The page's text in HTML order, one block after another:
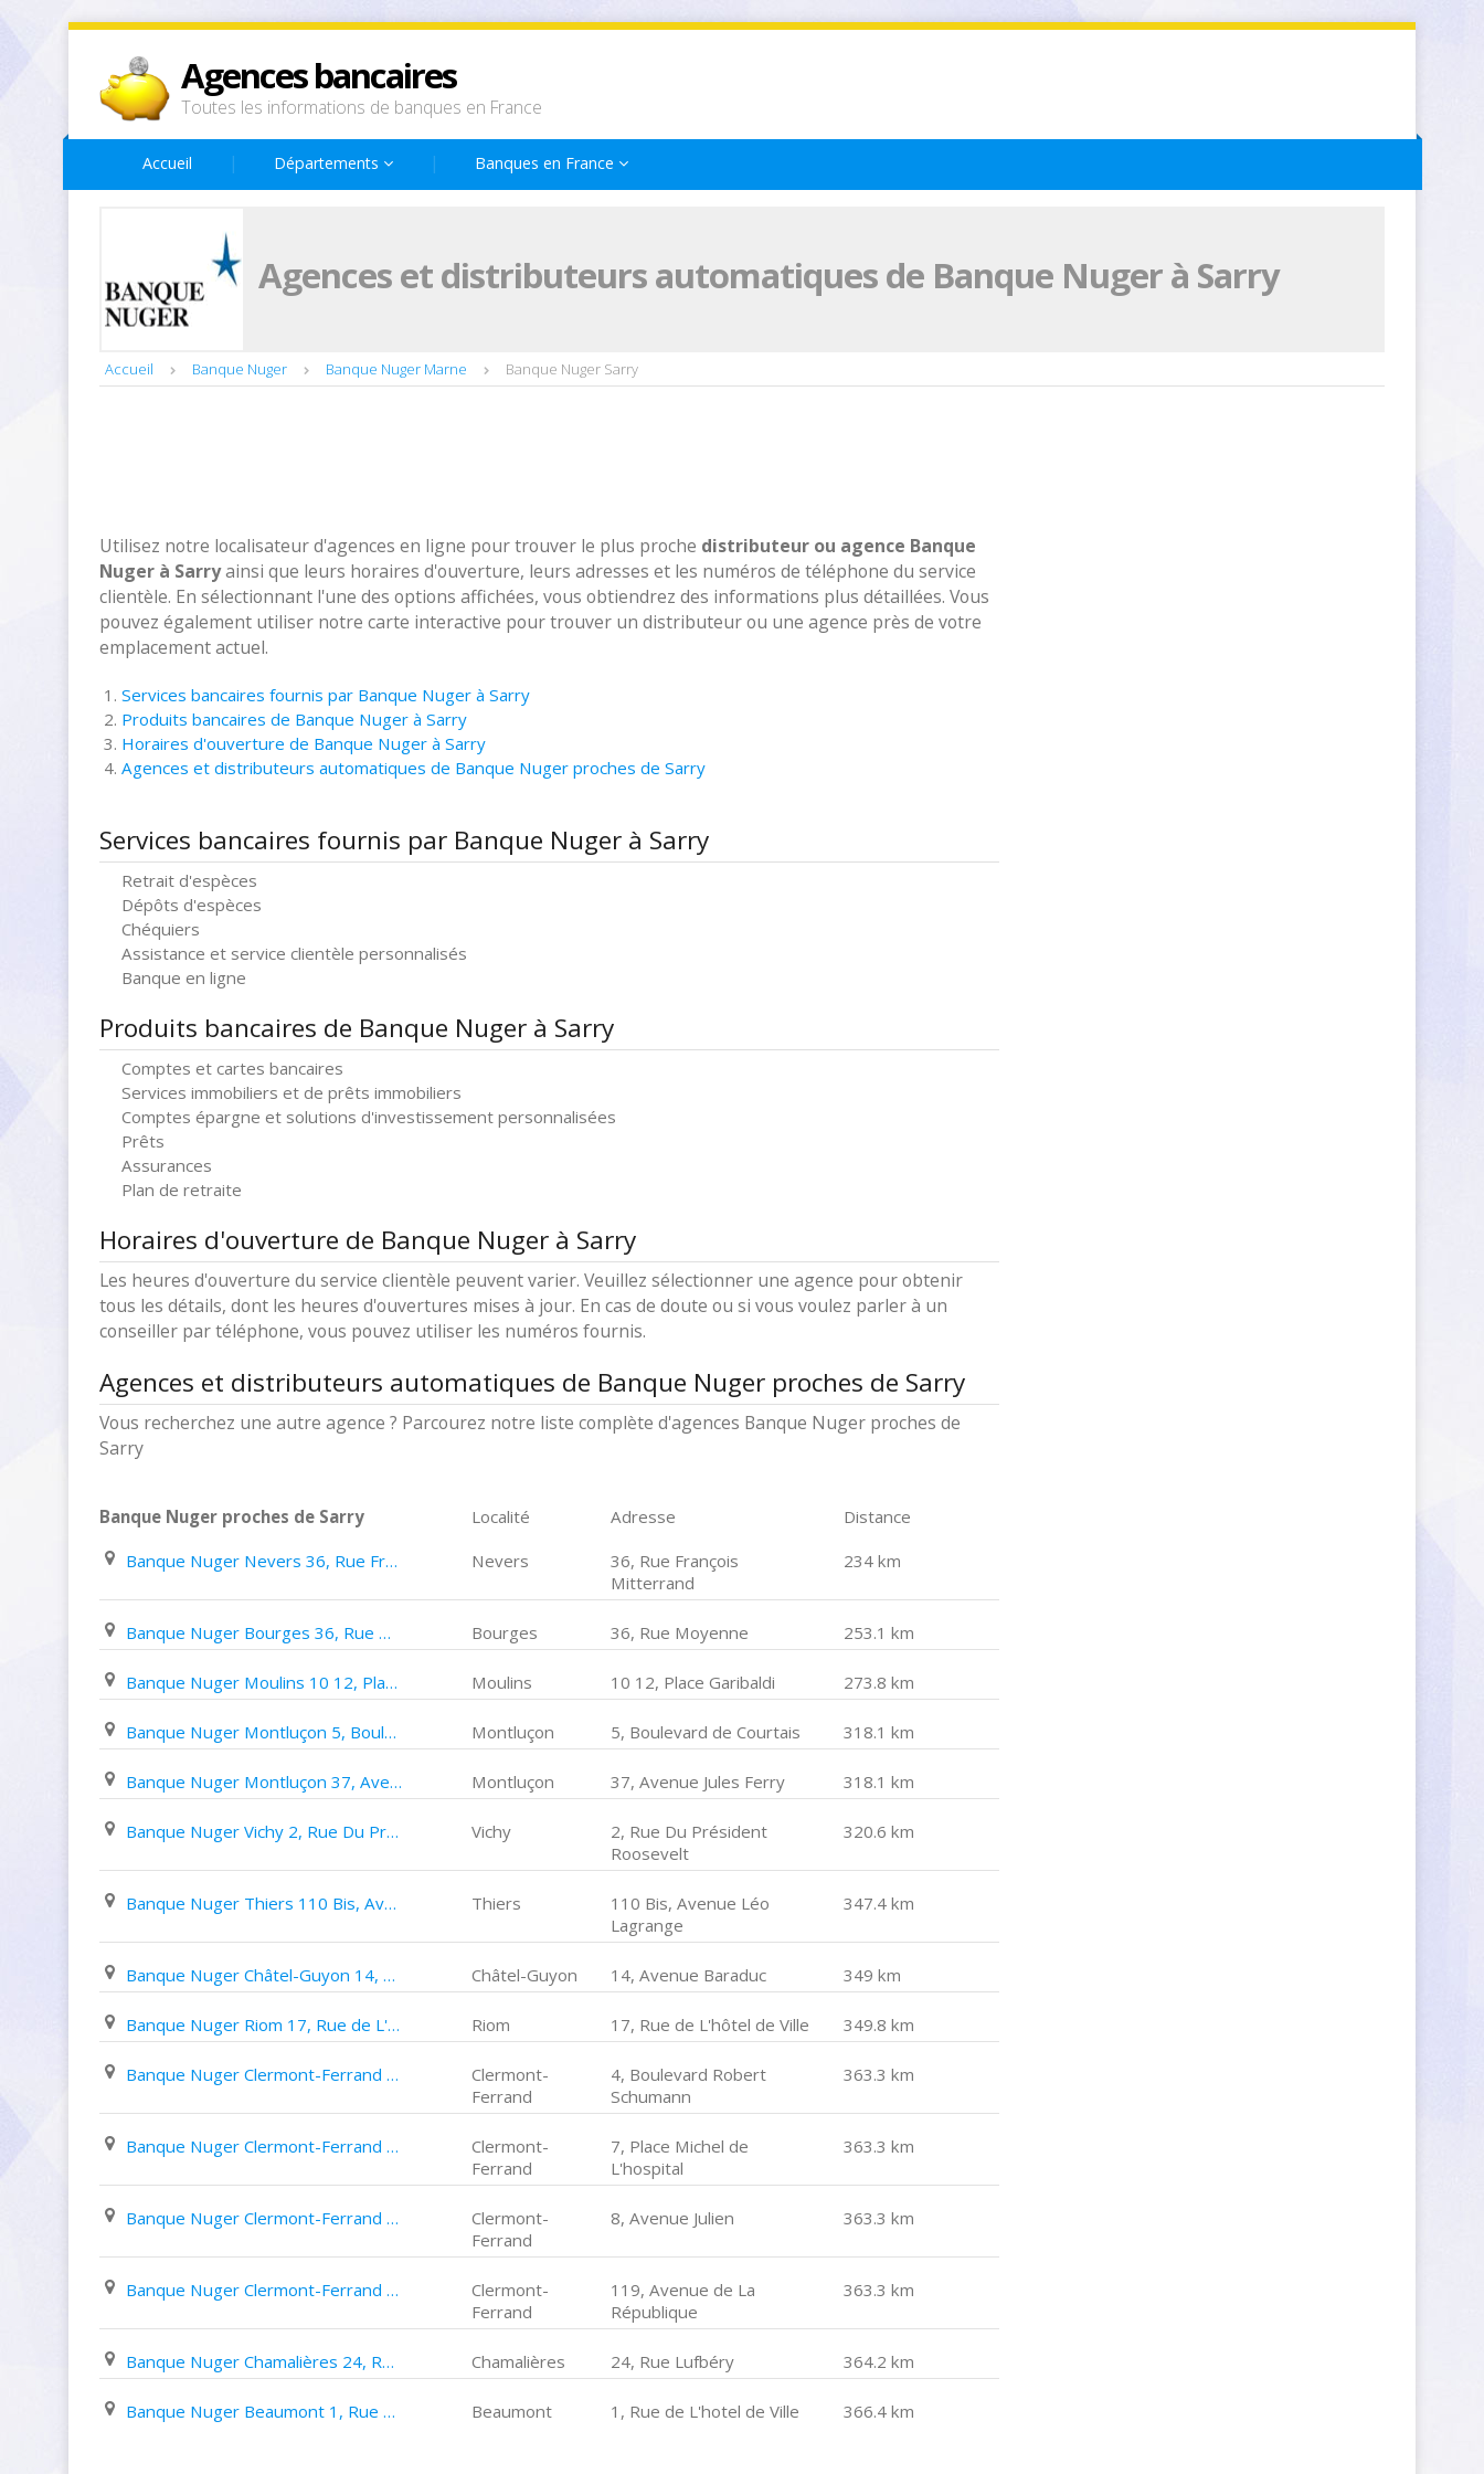
Agences bancaires
Toutes les informations de banques en France
Accueil Départements Banques en France
Agences et distributeurs automatiques de Banque Nuger à Sarry
Accueil Banque Nuger Banque Nuger Marne Banque Nuger Sarry
Utilisez notre localisateur d'agences en ligne pour trouver le plus proche distributeur ou agence Banque
Nuger à Sarryainsi que leurs horaires d'ouverture, leurs adresses et les numéros de téléphone du service
clientèle. En sélectionnant l'une des options affichées, vous obtiendrez des informations plus détaillées. Vous
pouvez également utiliser notre carte interactive pour trouver un distributeur ou une agence près de votre
emplacement actuel.
Services bancaires fournis par Banque Nuger à Sarry
Produits bancaires de Banque Nuger à Sarry
Horaires d'ouverture de Banque Nuger à Sarry
Agences et distributeurs automatiques de Banque Nuger proches de Sarry
Services bancaires fournis par Banque Nuger à Sarry
Retrait d'espèces
Dépôts d'espèces
Chéquiers
Assistance et service clientèle personnalisés
Banque en ligne
Produits bancaires de Banque Nuger à Sarry
Comptes et cartes bancaires
Services immobiliers et de prêts immobiliers
Comptes épargne et solutions d'investissement personnalisées
Prêts
Assurances
Plan de retraite
Horaires d'ouverture de Banque Nuger à Sarry
Les heures d'ouverture du service clientèle peuvent varier. Veuillez sélectionner une agence pour obtenir
tous les détails, dont les heures d'ouvertures mises à jour. En cas de doute ou si vous voulez parler à un
conseiller par téléphone, vous pouvez utiliser les numéros fournis.
Agences et distributeurs automatiques de Banque Nuger proches de Sarry
Vous recherchez une autre agence ? Parcourez notre liste complète d'agences Banque Nuger proches de
Sarry
Banque Nuger proches de Sarry Localité Adresse
Distance
Banque Nuger Nevers 36, Rue François Mitterrand
Nevers
36, Rue François
Mitterrand
234 km
Banque Nuger Bourges 36, Rue Moyenne Bourges 36, Rue Moyenne 253.1 km
Banque Nuger Moulins 10 12, Place Garibaldi Moulins 10 12, Place Garibaldi 273.8 km
Banque Nuger Montluçon 5, Boulevard de Courtais Montluçon 5, Boulevard de Courtais 318.1 km
Banque Nuger Montluçon 37, Avenue Jules Ferry Montluçon 37, Avenue Jules Ferry 318.1 km
Banque Nuger Vichy 2, Rue Du Président Roosevelt Vichy
2, Rue Du Président
Roosevelt
320.6 km
Banque Nuger Thiers 110 Bis, Avenue Léo Lagrange Thiers
110 Bis, Avenue Léo
Lagrange
347.4 km
Banque Nuger Châtel-Guyon 14, Avenue Baraduc Châtel-Guyon 14, Avenue Baraduc 349 km
Banque Nuger Riom 17, Rue de L'hôtel de Ville Riom 17, Rue de L'hôtel de Ville 349.8 km
Banque Nuger Clermont-Ferrand 4, Boulevard Robert Schumann
Clermont-
Ferrand
4, Boulevard Robert
Schumann
363.3 km
Banque Nuger Clermont-Ferrand 7, Place Michel de L'hospital
Clermont-
Ferrand
7, Place Michel de
L'hospital
363.3 km
Banque Nuger Clermont-Ferrand 8, Avenue Julien
Clermont-
Ferrand
8, Avenue Julien 363.3 km
Banque Nuger Clermont-Ferrand 119, Avenue de La République
Clermont-
Ferrand
119, Avenue de La
République
363.3 km
Banque Nuger Chamalières 24, Rue Lufbéry Chamalières 24, Rue Lufbéry 364.2 km
Banque Nuger Beaumont 1, Rue de L'hotel de Ville Beaumont 1, Rue de L'hotel de Ville 366.4 km